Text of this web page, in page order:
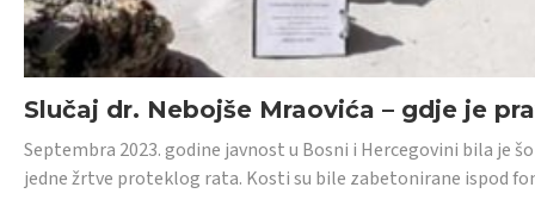
Slučaj dr. Nebojše Mraovića – gdje je
Septembra 2023. godine javnost u Bosni i Hercegovini bila je
jedne žrtve proteklog rata. Kosti su bile zabetonirane ispod